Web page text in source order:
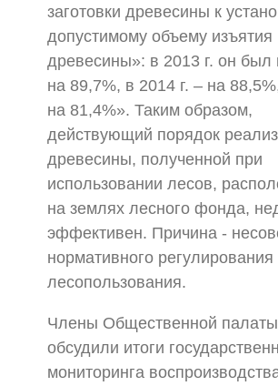
заготовки древесины к
допустимому объему изъятия
древесины»: в 2013 г. он был
на 89,7%, в 2014 г. – на
на 81,4%». Таким образом,
действующий порядок
древесины, полученной при
использовании лесов,
на землях лесного фонда,
эффективен. Причина -
нормативного регулирования
лесопользования.
Члены Общественной
обсудили итоги
мониторинга